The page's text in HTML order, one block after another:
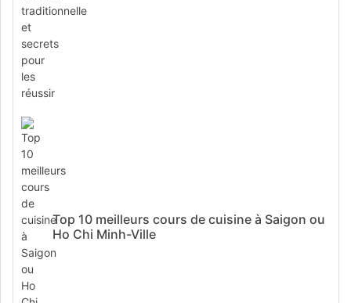
Top 10 meilleurs cours de cuisine à Saigon ou
Ho Chi Minh-Ville